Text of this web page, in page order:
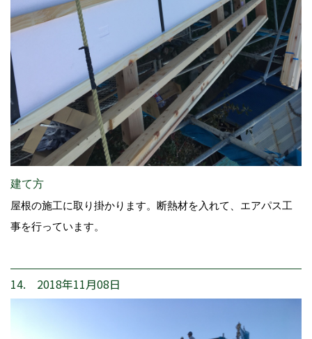
建て方
屋根の施工に取り掛かります。断熱材を入れて、エアパス工
事を行っています。
14. 2018年11月08日